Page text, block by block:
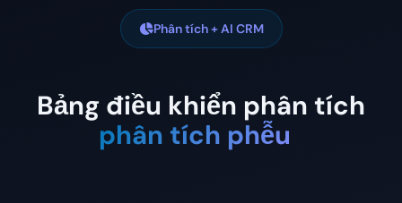
Phân tích + AI CRM
Bảng điều khiển phân tích
phân tích phễu